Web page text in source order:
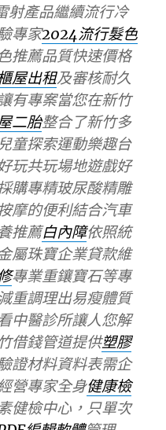
射產品繼續流行冷
專家2024流行髮色
推薦品質快速價格
屋出租及審核耐久
有專案當您在新竹
二胎整合了新竹多
童探索運動樂趣台
玩共玩場地遊戲好
購專精玻尿酸‬精雕
摩的便利結合汽車
推薦白內障依照統
屬珠寶企業貸款維
專業重鑲寶石等專
重調理出易瘦體質
中醫診所讓人您解
借錢管道提供塑膠
證材料資料表需企
營專家全身健康檢
健檢中心，只單次